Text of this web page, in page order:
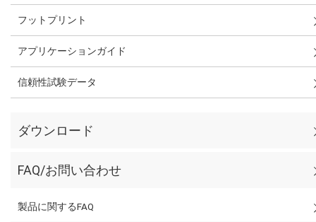
フットプリント
アプリケーションガイド
信頼性試験データ
ダウンロード
FAQ/お問い合わせ
製品に関するFAQ